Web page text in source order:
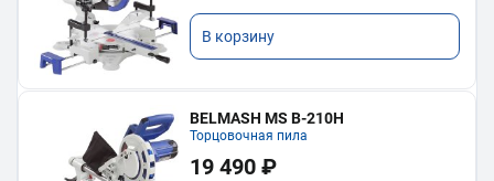
В корзину
BELMASH MS B-210H
Торцовочная пила
19 490 ₽